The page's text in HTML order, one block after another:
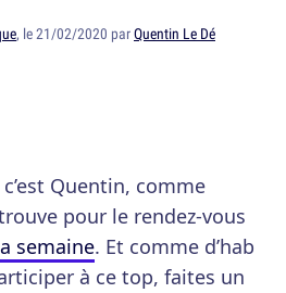
, le 21/02/2020 parQuentin Le Dé
Quentin, comme
pour le rendez-vous
semaine. Et comme d’hab
à ce top, faites un